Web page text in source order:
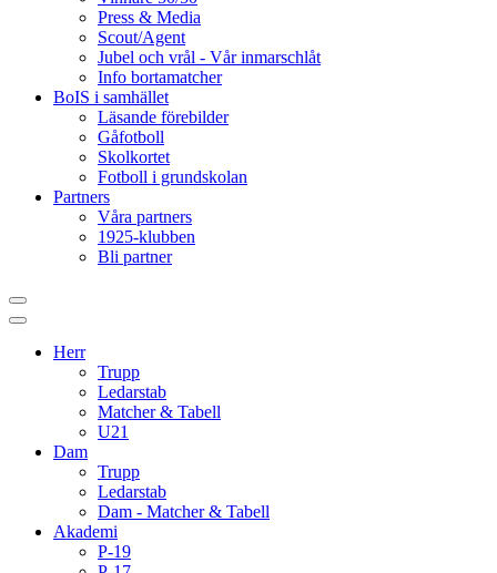
Press & Media
Scout/Agent
Jubel och vrål - Vår inmarschlåt
Info bortamatcher
BoIS i samhället
Läsande förebilder
Gåfotboll
Skolkortet
Fotboll i grundskolan
Partners
Våra partners
1925-klubben
Bli partner
Herr
Trupp
Ledarstab
Matcher & Tabell
U21
Dam
Trupp
Ledarstab
Dam - Matcher & Tabell
Akademi
P-19